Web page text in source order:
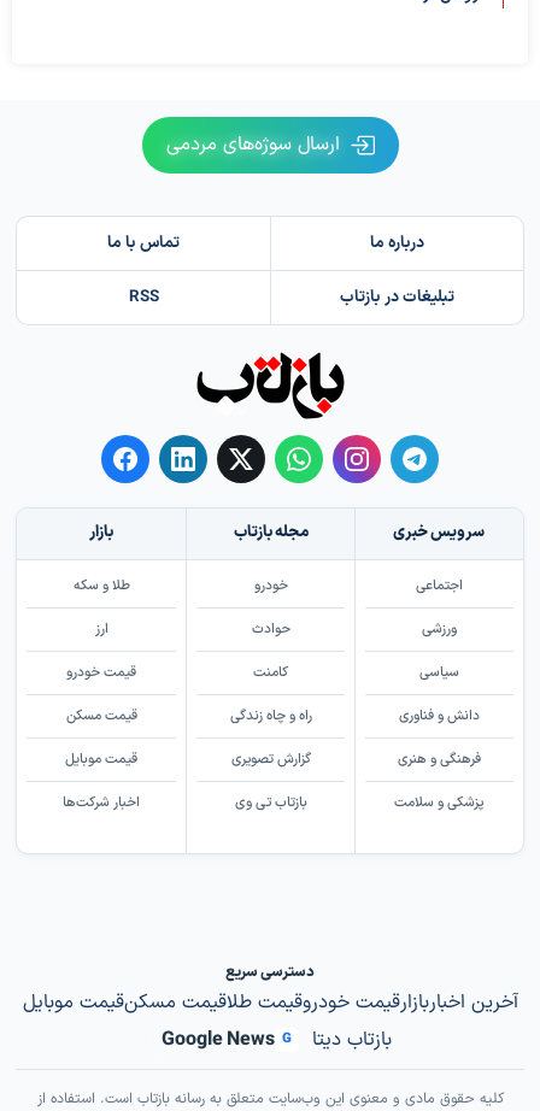
ارسال سوژه‌های مردمی
درباره ما تماس با ما
تبلیغات در بازتاب RSS
سرویس خبری
اجتماعی
ورزشی
سیاسی
دانش و فناوری
فرهنگی و هنری
پزشکی و سلامت
مجله بازتاب
خودرو
حوادث
کامنت
راه و چاه زندگی
گزارش تصویری
بازتاب تی وی
بازار
طلا و سکه
ارز
قیمت خودرو
قیمت مسکن
قیمت موبایل
اخبار شرکت‌ها
دسترسی سریع
آخرین اخباربازارقیمت خودروقیمت طلاقیمت مسکنقیمت موبایل
بازتاب دیتا
G
Google News
کلیه حقوق مادی و معنوی این وب‌سایت متعلق به رسانه بازتاب است. استفاده از